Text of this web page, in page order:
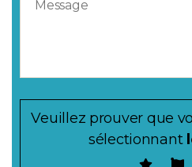
Veuillez prouver que
sélectionnant